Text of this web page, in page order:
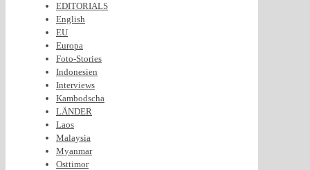
EDITORIALS
English
EU
Europa
Foto-Stories
Indonesien
Interviews
Kambodscha
LÄNDER
Laos
Malaysia
Myanmar
Osttimor